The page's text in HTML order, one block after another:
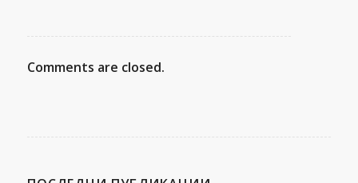
Comments are closed.